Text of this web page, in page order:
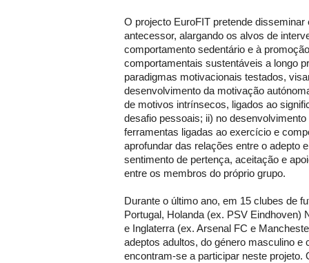
O projecto EuroFIT pretende
antecessor, alargando os alvos de
comportamento sedentário e à
comportamentais sustentáveis a longo
paradigmas motivacionais testados,
desenvolvimento da motivação
de motivos intrínsecos, ligados ao
desafio pessoais; ii) no
ferramentas ligadas ao exercício e
aprofundar das relações entre o adepto
sentimento de pertença, aceitação e
entre os membros do próprio grupo.
Durante o último ano, em 15 clubes de
Portugal, Holanda (ex. PSV Eindhoven)
e Inglaterra (ex. Arsenal FC e
adeptos adultos, do género masculino e
encontram-se a participar neste projeto.